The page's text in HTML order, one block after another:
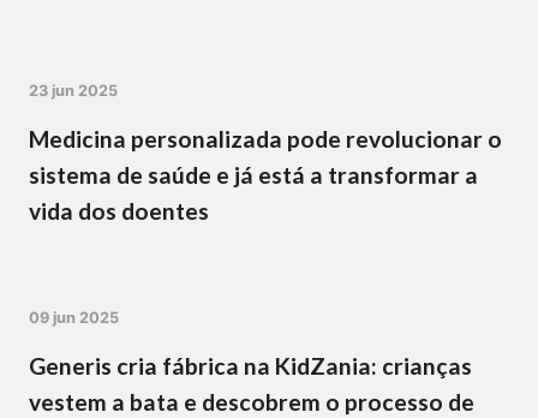
23 jun 2025
Medicina personalizada pode revolucionar o
sistema de saúde e já está a transformar a
vida dos doentes
09 jun 2025
Generis cria fábrica na KidZania: crianças
vestem a bata e descobrem o processo de